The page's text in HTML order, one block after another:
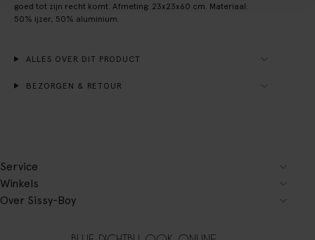
goed tot zijn recht komt. Afmeting: 23x23x60 cm. Materiaal:
50% ijzer, 50% aluminium.
ALLES OVER DIT PRODUCT
BEZORGEN & RETOUR
Service
Winkels
Over Sissy-Boy